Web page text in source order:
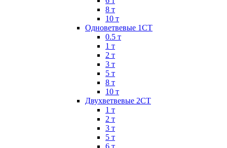
8 т
10 т
Одноветвевые 1СТ
0.5 т
1 т
2 т
3 т
5 т
8 т
10 т
Двухветвевые 2СТ
1 т
2 т
3 т
5 т
6 т